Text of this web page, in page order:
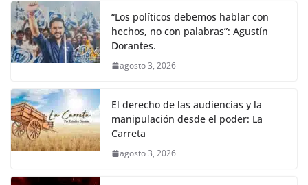
“Los políticos debemos hablar con
hechos, no con palabras”: Agustín
Dorantes.
agosto 3, 2026
El derecho de las audiencias y la
manipulación desde el poder: La
Carreta
agosto 3, 2026